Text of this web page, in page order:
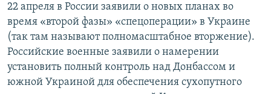
22 апреля в России заявили о новых планах во
время «второй фазы» «спецоперации» в Украине
(так там называют полномасштабное вторжение).
Российские военные заявили о намерении
установить полный контроль над Донбассом и
южной Украиной для обеспечения сухопутного